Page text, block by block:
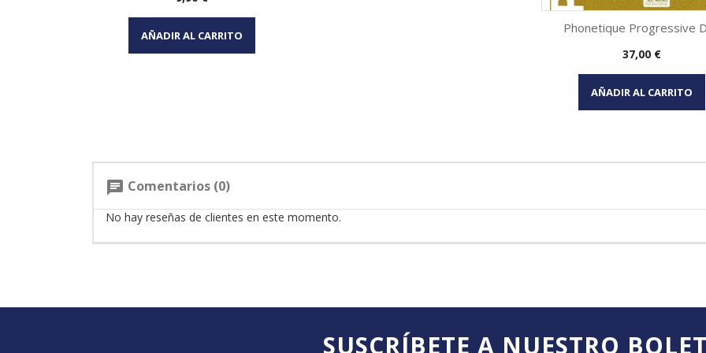
Vista rápida
AÑADIR AL CARRITO
Vista rápida
Phonetique Progressive
Precio
37,00 €
AÑADIR AL CARRITO
chat Comentarios (0)
No hay reseñas de clientes en este momento.
SUSCRÍBETE A NUESTRO